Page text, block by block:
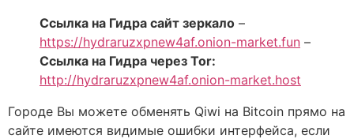
Ссылка на Гидра сайт зеркало –
https://hydraruzxpnew4af.onion-market.fun –
Ссылка на Гидра через Tor:
http://hydraruzxpnew4af.onion-market.host
Городе Вы можете обменять Qiwi на Bitcoin прямо на
сайте имеются видимые ошибки интерфейса, если